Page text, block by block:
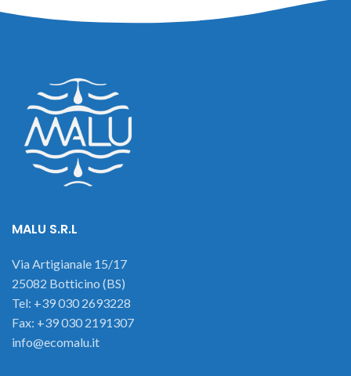
MALU S.R.L
Via Artigianale 15/17
25082 Botticino (BS)
Tel: +39 030 2693228
Fax: +39 030 2191307
info@ecomalu.it